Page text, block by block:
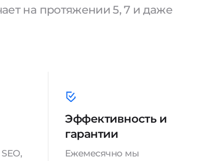
на протяжении 5, 7 и даже
Эффективность и
гарантии
Ежемесячно мы